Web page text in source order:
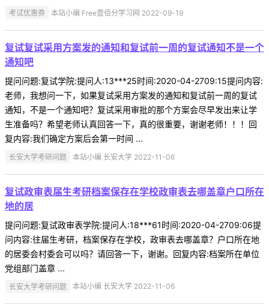
考试优惠券 本站小编 Free壹佰分学习网 2022-09-19
复试复试采用方案发的通知和复试前一周的复试通知不是一个
通知吧
提问问题:复试学院:提问人:13***25时间:2020-04-2709:15提问内容:
老师，我想问一下，如果复试采用方案发的通知和复试前一周的复试
通知，不是一个通知吧？复试采用审批的那个方案会尽早发出来让学
生准备吗？希望老师认真回答一下，真的很重要，谢谢老师！！！回
复内容:我们确定方案后会第一时间 ...
长安大学考研问题 本站小编 长安大学 2022-11-06
复试政审表届生考研档案保存在学校政审表去哪盖章户口所在
地的居
提问问题:复试政审表学院:提问人:18***61时间:2020-04-2709:06提
问内容:往届生考研，档案保存在学校，政审表去哪盖章？户口所在地
的居委会村委会可以吗？请回答一下，谢谢。回复内容:档案所在单位
党组部门盖章 ...
长安大学考研问题 本站小编 长安大学 2022-11-06